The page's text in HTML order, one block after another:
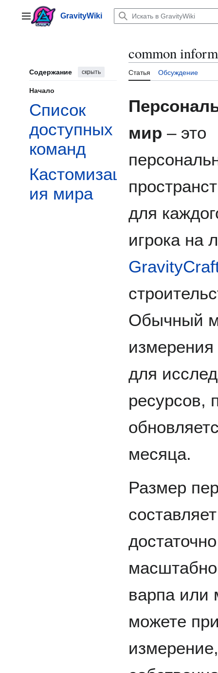
содержаниюГлавное менюGravityWiki
Содержание скрыть
Начало
Список
доступных
команд
Кастомизац
ия мира
common
Статья Обсуждение
мир – это
для
игрока на
Обычный
измерения
для
ресурсов,
месяца.
Размер
варпа или
можете